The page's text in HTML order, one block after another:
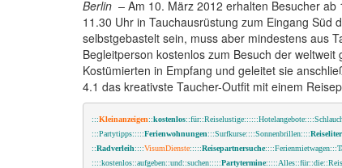
Berlin – Am 10. März 2012 erhalten Besucher
11.30 Uhr in Tauchausrüstung zum Eingang Süd
selbstgebastelt sein, muss aber mindestens aus
Begleitperson kostenlos zum Besuch der
Kostümierten in Empfang und geleitet sie
4.1 das kreativste Taucher-Outfit mit einem
:::Kleinanzeigen::kostenlos
:::Partytipps:::::Ferienwohnungen:::Surfkurse::::Sonnenbrillen::::
::Radverleih::::VisumDienste:::::Reisepartnersuche
::::kostenlos::aufgeben::und::suchen:::::Partytermine